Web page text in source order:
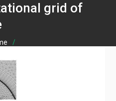
grid of
구
of MARKⅡcascade